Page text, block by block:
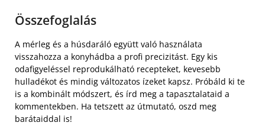
Összefoglalás
A mérleg és a húsdaráló együtt való használata
visszahozza a konyhádba a profi precizitást. Egy kis
odafigyeléssel reprodukálható recepteket, kevesebb
hulladékot és mindig változatos ízeket kapsz. Próbáld ki te
is a kombinált módszert, és írd meg a tapasztalataid a
kommentekben. Ha tetszett az útmutató, oszd meg
barátaiddal is!